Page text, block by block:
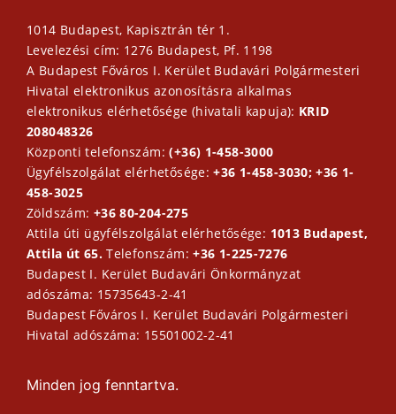
1014 Budapest, Kapisztrán tér 1.
Levelezési cím: 1276 Budapest, Pf. 1198
A Budapest Főváros I. Kerület Budavári Polgármesteri
Hivatal elektronikus azonosításra alkalmas
elektronikus elérhetősége (hivatali kapuja): KRID
208048326
Központi telefonszám:(+36) 1-458-3000
Ügyfélszolgálat elérhetősége:+36 1-458-3030; +36 1-
458-3025
Zöldszám: +36 80-204-275
Attila úti ügyfélszolgálat elérhetősége: 1013 Budapest,
Attila út 65.Telefonszám:+36 1-225-7276
Budapest I. Kerület Budavári Önkormányzat
adószáma: 15735643-2-41
Budapest Főváros I. Kerület Budavári Polgármesteri
Hivatal adószáma: 15501002-2-41
Minden jog fenntartva.